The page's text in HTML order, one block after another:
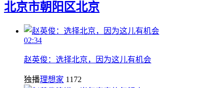
北京市朝阳区北京
02:34
赵英俊：选择北京，因为这儿有机会
独播理想家 1172